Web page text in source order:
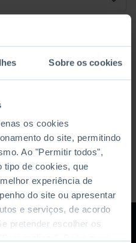
Sobre os cookies
os cookies
do site, permitindo
Ao "Permitir todos",
tipo de cookies, que
experiência de
do site ou apresentar
e serviços, de acordo
pretender escolher os